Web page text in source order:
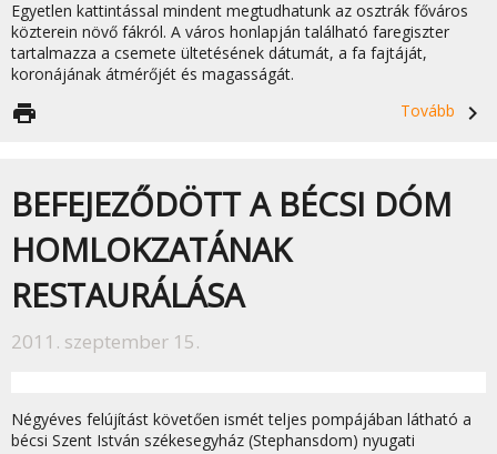
Egyetlen kattintással mindent megtudhatunk az osztrák főváros
közterein növő fákról. A város honlapján található faregiszter
tartalmazza a csemete ültetésének dátumát, a fa fajtáját,
koronájának átmérőjét és magasságát.
Tovább
navigate_next
print
BEFEJEZŐDÖTT A BÉCSI DÓM
HOMLOKZATÁNAK
RESTAURÁLÁSA
2011. szeptember 15.
Négyéves felújítást követően ismét teljes pompájában látható a
bécsi Szent István székesegyház (Stephansdom) nyugati